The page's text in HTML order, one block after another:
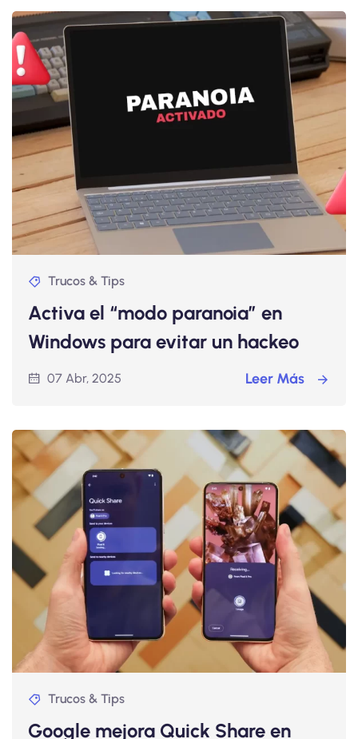
Trucos & Tips
Activa el “modo paranoia” en
Windows para evitar un hackeo
07 Abr, 2025 Leer Más
Trucos & Tips
Google mejora Quick Share en